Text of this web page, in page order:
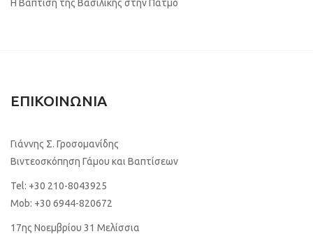
Η Βάπτιση της Βασιλικής στην Πάτμο
ΕΠΙΚΟΙΝΩΝΙΑ
Γιάννης Σ. Γροσομανίδης
Βιντεοσκόπηση Γάμου και Βαπτίσεων
Tel: +30 210-8043925
Mob: +30 6944-820672
17ης Νοεμβρίου 31 Μελίσσια